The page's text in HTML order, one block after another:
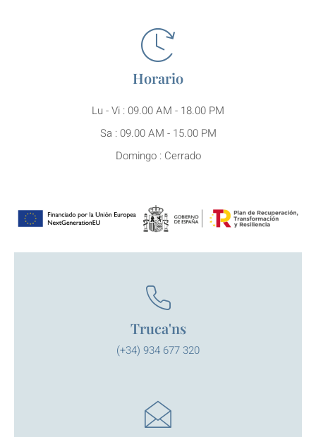
Horario
Lu - Vi : 09.00 AM - 18.00 PM
Sa : 09.00 AM - 15.00 PM
Domingo : Cerrado
Truca'ns
(+34) 934 677 320